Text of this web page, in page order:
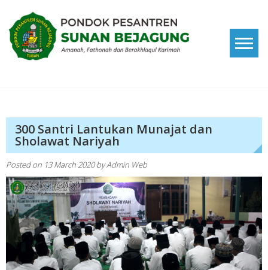
content
300 Santri Lantukan Munajat dan
Sholawat Nariyah
Posted on 13 March 2020byAdmin Web